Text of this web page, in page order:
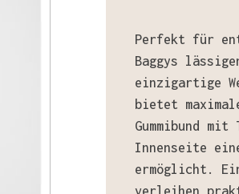
Perfekt für
Baggys
einzigartige
bietet
Gummibund
Innenseite
ermöglicht.
verleihen